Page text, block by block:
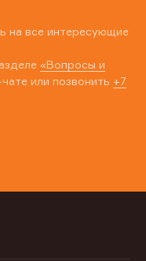
на все интересующие
«Вопросы и
или позвонить +7